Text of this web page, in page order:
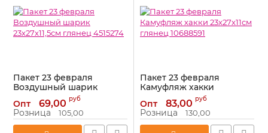
Пакет 23 февраля
Воздушный шарик
23х27х11,5см глянец
4515274
Артикул: 4515274
Опт 69,00 руб
Розница 105,00
Пакет 23 февраля
Камуфляж хакки
23х27х11см глянец
10688591
Артикул: 10688591
Опт 83,00 руб
Розница 130,00